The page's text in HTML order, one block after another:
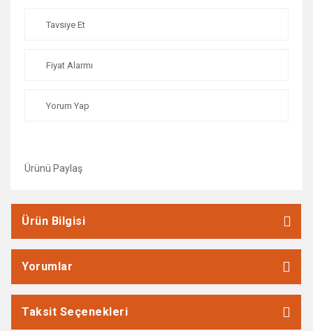
Tavsiye Et
Fiyat Alarmı
Yorum Yap
Ürünü Paylaş
Ürün Bilgisi
Yorumlar
Taksit Seçenekleri